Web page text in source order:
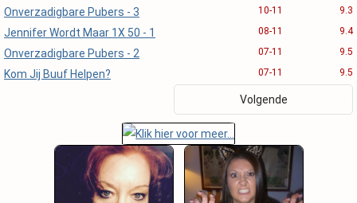
Onverzadigbare Pubers - 3 10-11 9.3
Jennifer Wordt Maar 1X 50 - 1 08-11 9.4
Onverzadigbare Pubers - 2 07-11 9.5
Kom Jij Buuf Helpen? 07-11 9.5
Volgende